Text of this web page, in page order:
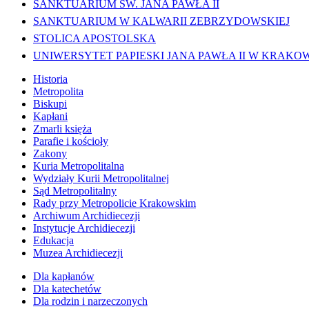
SANKTUARIUM ŚW. JANA PAWŁA II
SANKTUARIUM W KALWARII ZEBRZYDOWSKIEJ
STOLICA APOSTOLSKA
UNIWERSYTET PAPIESKI JANA PAWŁA II W
Historia
Metropolita
Biskupi
Kapłani
Zmarli księża
Parafie i kościoły
Zakony
Kuria Metropolitalna
Wydziały Kurii Metropolitalnej
Sąd Metropolitalny
Rady przy Metropolicie Krakowskim
Archiwum Archidiecezji
Instytucje Archidiecezji
Edukacja
Muzea Archidiecezji
Dla kapłanów
Dla katechetów
Dla rodzin i narzeczonych